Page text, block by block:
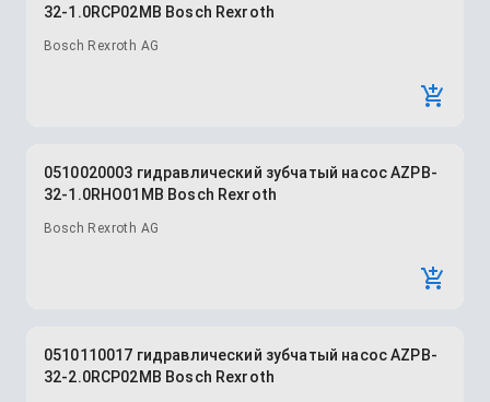
32-1.0RCP02MB Bosch Rexroth
Bosch Rexroth AG
0510020003 гидравлический зубчатый насос AZPB-
32-1.0RHO01MB Bosch Rexroth
Bosch Rexroth AG
0510110017 гидравлический зубчатый насос AZPB-
32-2.0RCP02MB Bosch Rexroth